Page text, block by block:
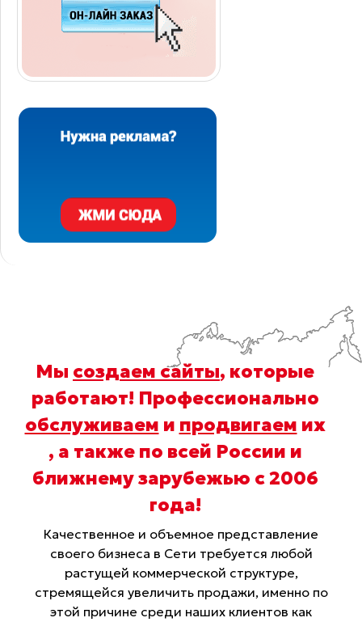
Мы создаем сайты, которые
работают! Профессионально
обслуживаем и продвигаем их
, а также по всей России и
ближнему зарубежью с 2006
года!
Качественное и объемное представление
своего бизнеса в Сети требуется любой
растущей коммерческой структуре,
стремящейся увеличить продажи, именно по
этой причине среди наших клиентов как